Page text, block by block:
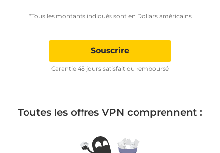
*Tous les montants indiqués sont en Dollars américains
Souscrire
Garantie 45 jours satisfait ou remboursé
Toutes les offres VPN comprennent :